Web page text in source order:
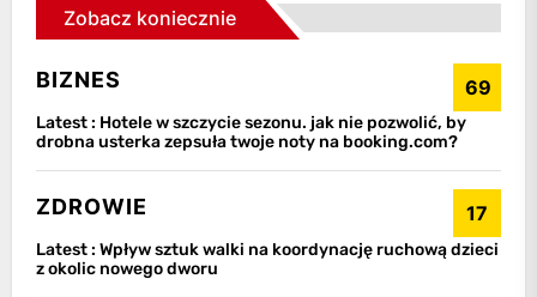
Zobacz koniecznie
BIZNES 69
Latest : Hotele w szczycie sezonu. jak nie pozwolić, by
drobna usterka zepsuła twoje noty na booking.com?
ZDROWIE 17
Latest : Wpływ sztuk walki na koordynację ruchową dzieci
z okolic nowego dworu